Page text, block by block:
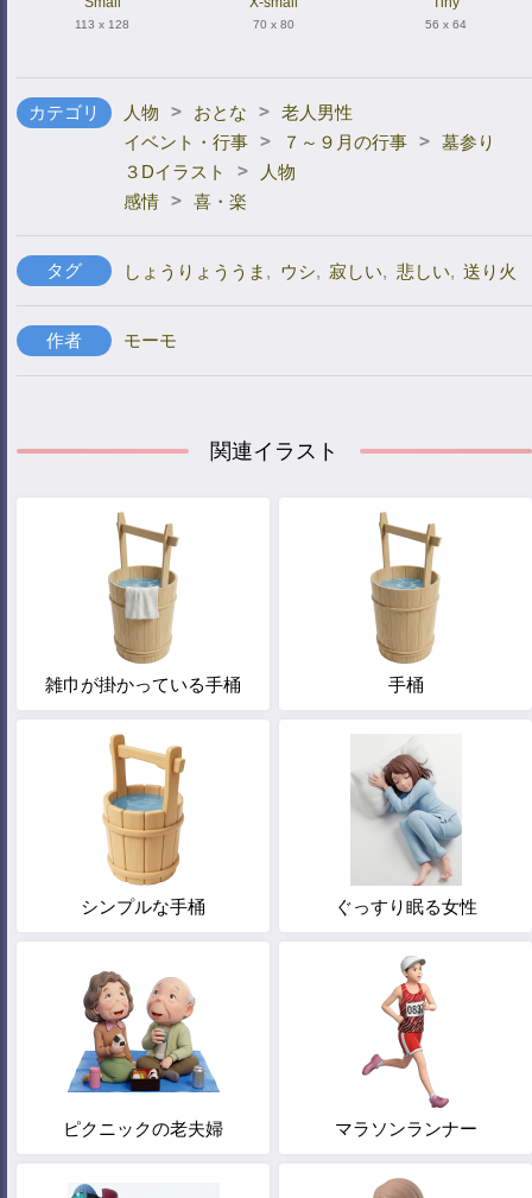
113 x 128 70 x 80 56 x 64
カテゴリ 人物 > おとな > 老人男性
イベント・行事 > ７～９月の行事 > 墓参り
３Dイラスト
>
人物
感情 > 喜・楽
タグ しょうりょううま , ウシ, 寂しい, 悲しい, 送り火
作者 モーモ
関連イラスト
雑巾が掛かっている手桶 手桶
シンプルな手桶 ぐっすり眠る女性
ピクニックの老夫婦 マラソンランナー